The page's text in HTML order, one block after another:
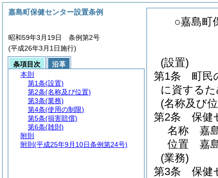
○嘉島町
(設置)
第1条
町民
に資する
(名称及び
第2条
保健
名称 嘉
位置 嘉
(業務)
第3条
保健
嘉島町保健センター設置条例
昭和59年3月19日 条例第2号
(平成26年3月1日施行)
条項目次
沿革
本則
第1条(設置)
第2条(名称及び位置)
第3条(業務)
第4条(使用の制限)
第5条(損害賠償)
第6条(雑則)
附則
附則 (平成25年9月10日条例第24号)